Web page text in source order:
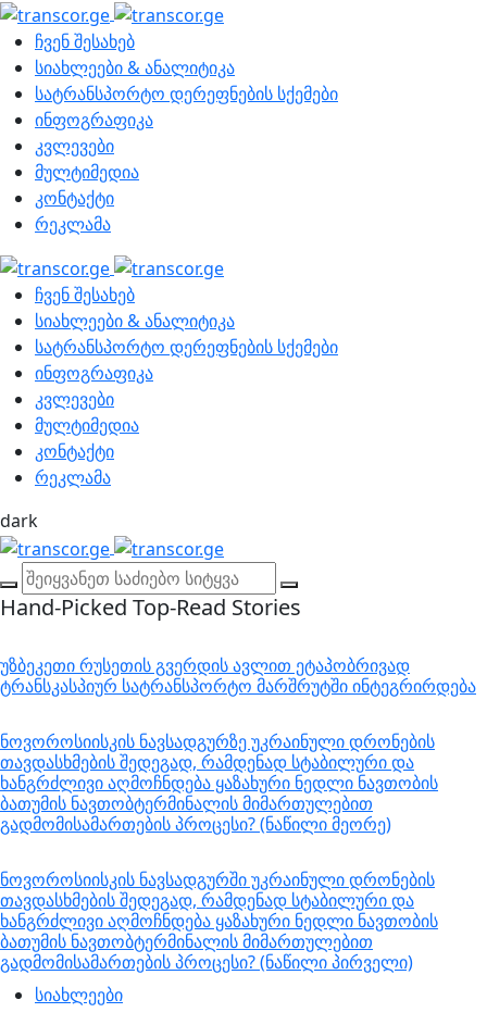
ჩვენ შესახებ
სიახლეები & ანალიტიკა
სატრანსპორტო დერეფნების სქემები
ინფოგრაფიკა
კვლევები
მულტიმედია
კონტაქტი
რეკლამა
ჩვენ შესახებ
სიახლეები & ანალიტიკა
სატრანსპორტო დერეფნების სქემები
ინფოგრაფიკა
კვლევები
მულტიმედია
კონტაქტი
რეკლამა
dark
Hand-Picked Top-Read Stories
უზბეკეთი რუსეთის გვერდის ავლით ეტაპობრივად
ტრანსკასპიურ სატრანსპორტო მარშრუტში ინტეგრირდება
ნოვოროსიისკის ნავსადგურზე უკრაინული დრონების
თავდასხმების შედეგად, რამდენად სტაბილური და
ხანგრძლივი აღმოჩნდება ყაზახური ნედლი ნავთობის
ბათუმის ნავთობტერმინალის მიმართულებით
გადმომისამართების პროცესი? (ნაწილი მეორე)
ნოვოროსიისკის ნავსადგურში უკრაინული დრონების
თავდასხმების შედეგად, რამდენად სტაბილური და
ხანგრძლივი აღმოჩნდება ყაზახური ნედლი ნავთობის
ბათუმის ნავთობტერმინალის მიმართულებით
გადმომისამართების პროცესი? (ნაწილი პირველი)
სიახლეები